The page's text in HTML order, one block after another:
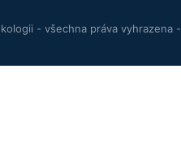
- všechna práva vyhrazena -